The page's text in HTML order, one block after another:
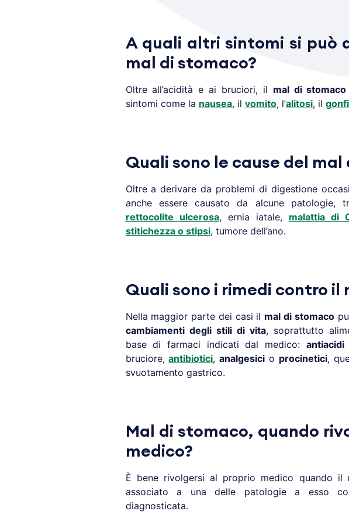
A quali altri sintomi si può
mal di stomaco?
Oltre all’acidità e ai bruciori, il mal di stomaco
sintomi come la nausea, il vomito, l’alitosi, il
Quali sono le cause del mal
Oltre a derivare da problemi di digestione
anche essere causato da alcune
rettocolite ulcerosa, ernia iatale, malattia di
stitichezza o stipsi, tumore dell’ano.
Quali sono i rimedi contro il
Nella maggior parte dei casi il mal di stomaco
cambiamenti degli stili di vita, soprattutto
base di farmaci indicati dal medico: antiacidi
bruciore,antibiotici,analgesici o procinetici,
svuotamento gastrico.
Mal di stomaco, quando
medico?
È bene rivolgersi al proprio medico quando il
associato a una delle patologie a esso
diagnosticata.